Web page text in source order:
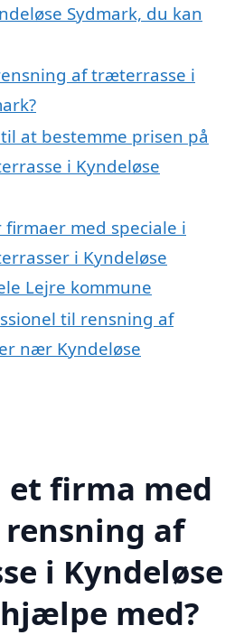
Sydmark, du kan
af træterrasse i
at bestemme prisen på
i Kyndeløse
med speciale i
i Kyndeløse
Lejre kommune
til rensning af
nær Kyndeløse
et firma med
af
i Kyndeløse
med?